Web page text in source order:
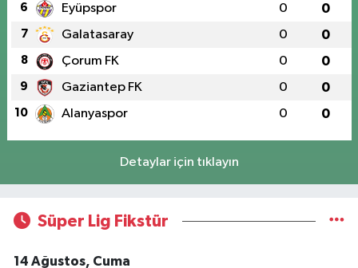
6 Eyüpspor 0 0
7 Galatasaray 0 0
8 Çorum FK 0 0
9 Gaziantep FK 0 0
10 Alanyaspor 0 0
Detaylar için tıklayın
Süper Lig Fikstür
14 Ağustos, Cuma